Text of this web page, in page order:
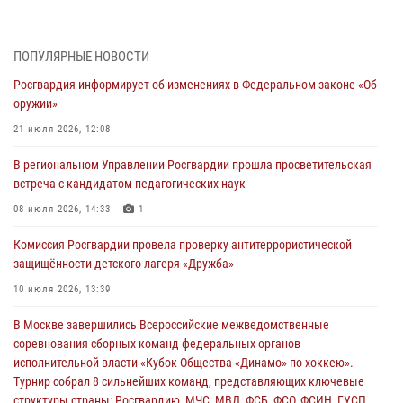
Росгвардейцы принимают участие в обеспечении общественной
02 августа 2026, 13:28
За минувшие сутки Псковские росгвардейцы выезжали два раза на
31 июля 2026, 13:53
В Санкт-Петербурге прошел окружной этап ежегодного
сотрудников вневедомственной охраны Росгвардии, Псковские
Росгвардейцы одержали победу
30 июля 2026, 05:10
Псковская Росгвардия приглашает на службу в подразделениях
вневедомственной охраны
ПОПУЛЯРНЫЕ НОВОСТИ
Росгвардия информирует об изменениях в Федеральном законе «Об
оружии»
21 июля 2026, 12:08
В региональном Управлении Росгвардии прошла просветительская
встреча с кандидатом педагогических наук
08 июля 2026, 14:33 1
Комиссия Росгвардии провела проверку антитеррористической
защищённости детского лагеря «Дружба»
10 июля 2026, 13:39
В Москве завершились Всероссийские межведомственные
соревнования сборных команд федеральных органов
исполнительной власти «Кубок Общества «Динамо» по хоккею».
Турнир собрал 8 сильнейших команд, представляющих ключевые
структуры страны: Росгвардию, МЧС, МВД, ФСБ, ФСО, ФСИН, ГУСП,